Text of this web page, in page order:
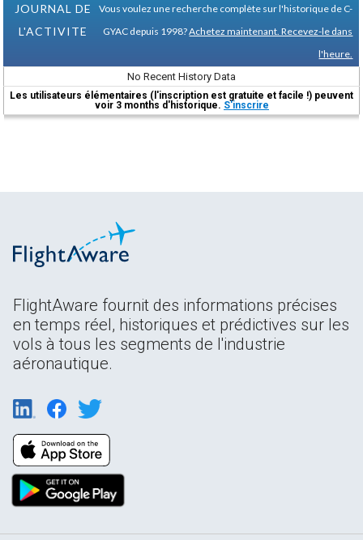
JOURNAL DE
L'ACTIVITE
Vous voulez une recherche complète sur l'historique de C-
GYAC depuis 1998?Achetez maintenant. Recevez-le dans
l'heure.
No Recent History Data
Les utilisateurs élémentaires (l'inscription est gratuite et facile !) peuvent
voir 3 months d'historique. S'inscrire
FlightAware fournit des informations précises
en temps réel, historiques et prédictives sur les
vols à tous les segments de l'industrie
aéronautique.